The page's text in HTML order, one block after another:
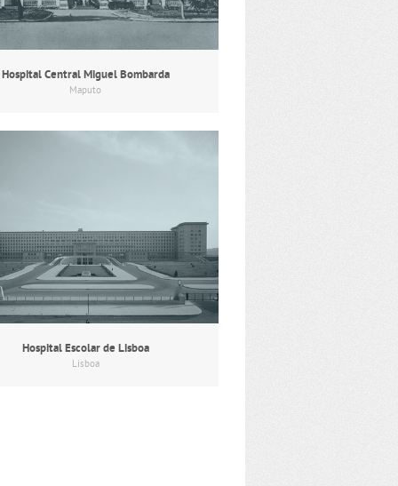
Hospital Central Miguel Bombarda
Maputo
Hospital Escolar de Lisboa
Lisboa